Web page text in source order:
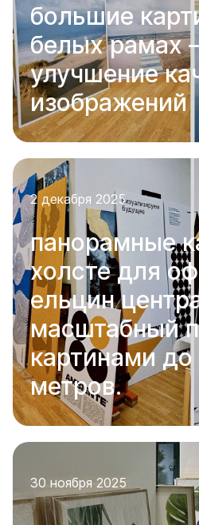
большие
белых рамах
улучшение
изображений
2 декабря 2025
панорамные
холсте для
ельцин
масштабный
картинами до
метров.
30 ноября 2025